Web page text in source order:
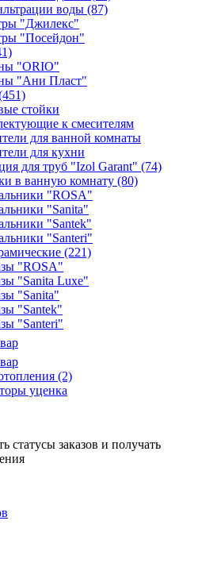
воды (87)
"Джилекс"
"Посейдон"
"ORIO"
"Ани Пласт"
стойки
к смесителям
для ванной комнаты
для кухни
для труб "Izol Garant" (74)
в ванную комнату (80)
"ROSA"
"Sanita"
"Santek"
"Santeri"
(221)
"ROSA"
"Sanita Luxe"
"Sanita"
"Santek"
"Santeri"
(2)
уценка
статусы заказов и получать